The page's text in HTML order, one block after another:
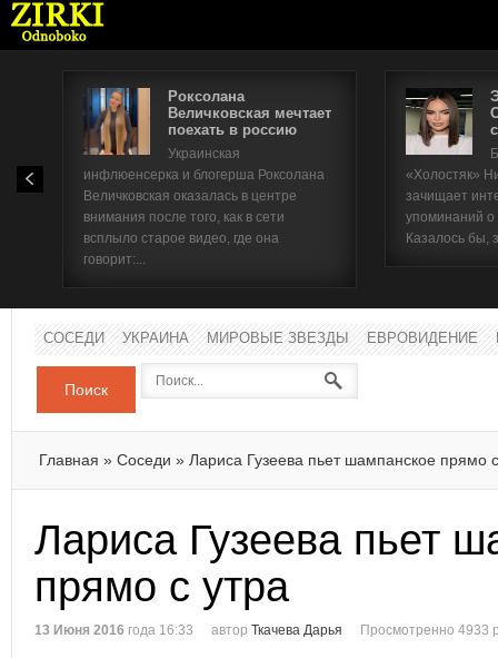
Роксолана
Величковская мечтает
поехать в россию
Украинская
инфлюенсерка и блогерша Роксолана
Величковская оказалась в центре
внимания после того, как в сети
всплыло старое видео, где она
говорит:...
«Холостяк»
зачищает
упоминаний
Казалось бы,
СОСЕДИ УКРАИНА МИРОВЫЕ ЗВЕЗДЫ ЕВРОВИДЕНИЕ
Поиск
Главная » Соседи » Лариса Гузеева пьет шампанское прямо
Лариса Гузеева пьет
прямо с утра
13 Июня 2016 года 16:33 автор Ткачева Дарья Просмотренно 4933
Имя